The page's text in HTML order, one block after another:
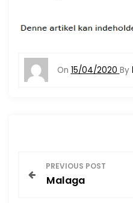
On 15/04/2020 By
PREVIOUS POST
Malaga